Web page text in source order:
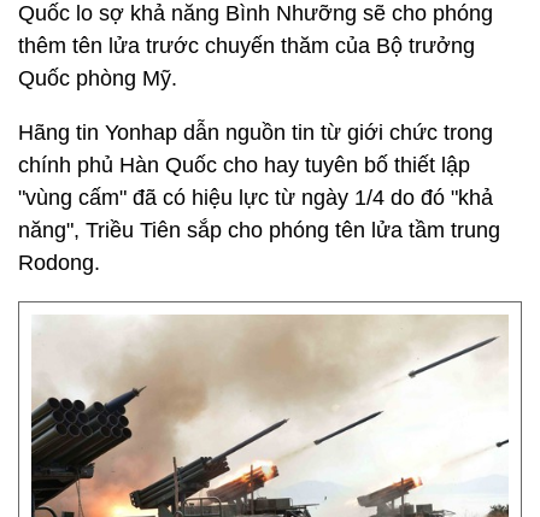
Quốc lo sợ khả năng Bình Nhưỡng sẽ cho phóng
thêm tên lửa trước chuyến thăm của Bộ trưởng
Quốc phòng Mỹ.
Hãng tin Yonhap dẫn nguồn tin từ giới chức trong
chính phủ Hàn Quốc cho hay tuyên bố thiết lập
"vùng cấm" đã có hiệu lực từ ngày 1/4 do đó "khả
năng", Triều Tiên sắp cho phóng tên lửa tầm trung
Rodong.